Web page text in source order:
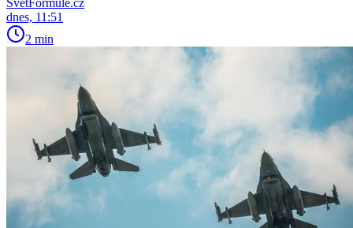
dnes, 11:51
2 min